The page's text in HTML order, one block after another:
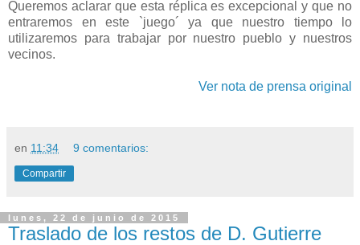
Queremos aclarar que esta réplica es excepcional y que no
entraremos en este `juego´ ya que nuestro tiempo lo
utilizaremos para trabajar por nuestro pueblo y nuestros
vecinos.
Ver nota de prensa original
en 11:34 9 comentarios:
Compartir
lunes, 22 de junio de 2015
Traslado de los restos de D. Gutierre